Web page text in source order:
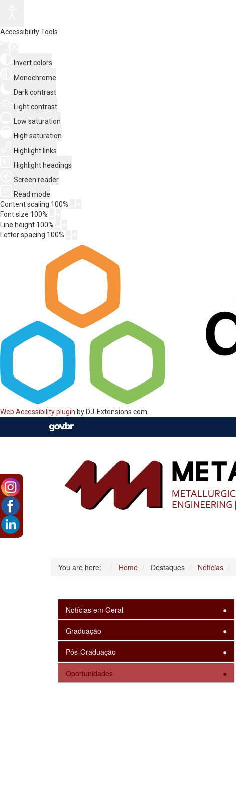
Accessibility Tools
Invert colors
Monochrome
Dark contrast
Light contrast
Low saturation
High saturation
Highlight links
Highlight headings
Screen reader
Read mode
Content scaling 100%
Font size 100%
Line height 100%
Letter spacing 100%
Web Accessibility plugin by DJ-Extensions.com
You are here: Home Destaques Notícias
Notícias em Geral
Graduação
Pós-Graduação
Oportunidades